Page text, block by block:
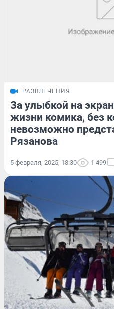
РАЗВЛЕЧЕНИЯ
За улыбкой на
жизни комика, без
невозможно
Рязанова
5 февраля, 2025, 18:30 1 499